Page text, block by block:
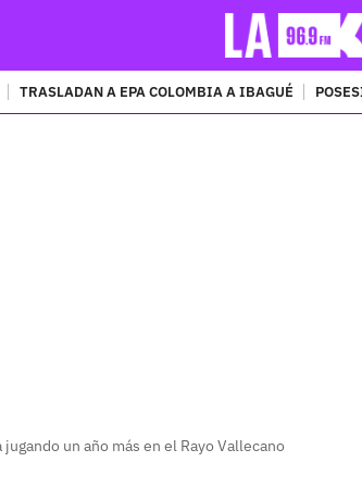
TRASLADAN A EPA COLOMBIA A IBAGUÉ
jugando un año más en el Rayo Vallecano